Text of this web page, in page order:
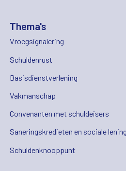
Thema's
Vroegsignalering
Schuldenrust
Basisdienstverlening
Vakmanschap
Convenanten met schuldeisers
Saneringskredieten en sociale
Schuldenknooppunt